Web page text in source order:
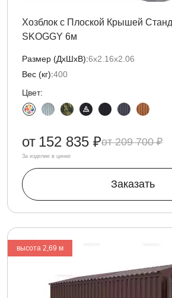
Хозблок с Плоской Крышей
SKOGGY 6м
Размер (ДxШxВ):6х2.16х2.06
Вес (кг):400
Цвет:
209 700 ₽
от 152 835 ₽
За изделие в цинке
Заказать
высота 2,69 м